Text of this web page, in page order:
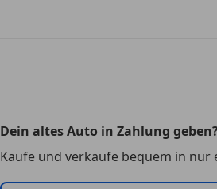
Dein altes Auto in Zahlung geben?
Kaufe und verkaufe bequem in nur